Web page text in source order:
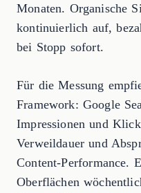
Monaten. Organische
kontinuierlich auf,
bei Stopp sofort.
Für die Messung
Framework: Google
Impressionen und
Verweildauer und
Content-Performance.
Oberflächen